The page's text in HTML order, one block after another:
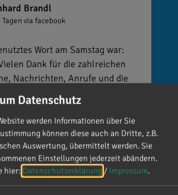
Brandl
via facebook
Wort am Samstag war:
Dank für die zahlreichen
Nachrichten, Anrufe und die
Worte. Ich habe mich wirklich
Aufmerksamkeit gefreut. Es
als selbstverständlich, dass sich
die Zeit nehmen, an einen zu
mehr weiß ich das zu schätzen.
Datenschutz
werden Informationen über Sie
können diese auch an Dritte, z.B.
Auswertung, übermittelt werden. Sie
Einstellungen jederzeit abändern.
hier: Datenschutzerklärung / Impressum.